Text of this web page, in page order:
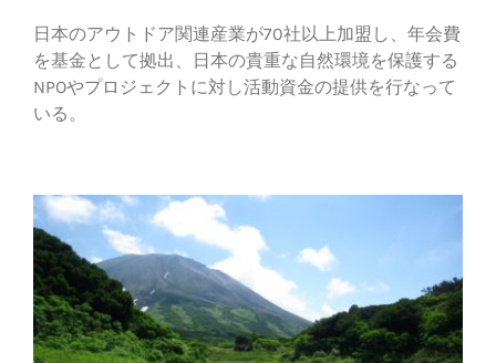
日本のアウトドア関連産業が70社以上加盟し、年会費
を基金として拠出、日本の貴重な自然環境を保護する
NPOやプロジェクトに対し活動資金の提供を行なって
いる。